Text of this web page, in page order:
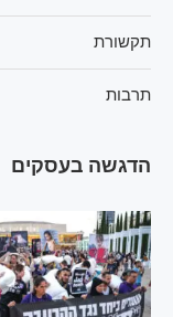
תקשורת
תרבות
הדגשה בעסקים